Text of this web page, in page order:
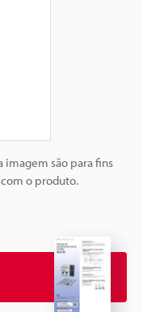
imagem são para fins
o produto.